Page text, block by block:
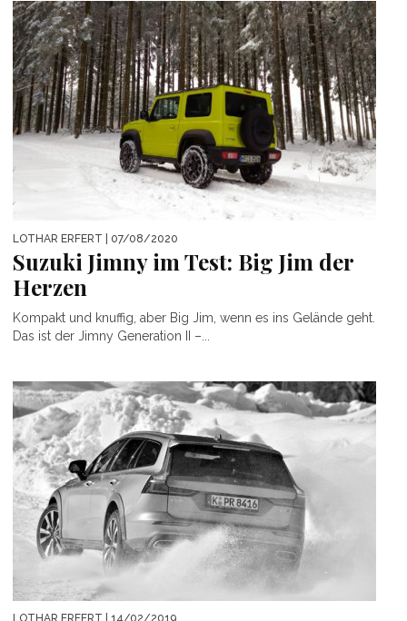
LOTHAR ERFERT | 07/08/2020
Suzuki Jimny im Test: Big Jim der
Herzen
Kompakt und knuffig, aber Big Jim, wenn es ins Gelände geht.
Das ist der Jimny Generation II –...
LOTHAR ERFERT | 14/02/2019